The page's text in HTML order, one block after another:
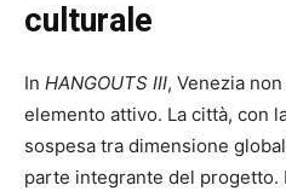
culturale
In HANGOUTS III, Venezia
elemento attivo. La città, con
sospesa tra dimensione
parte integrante del progetto.